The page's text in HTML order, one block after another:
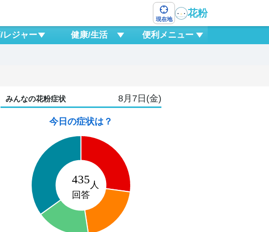
現在地
花粉
レジャー 健康/生活 便利メニュー
9 12 15
みんなの花粉症状 8月7日(金)
今日の症状は？